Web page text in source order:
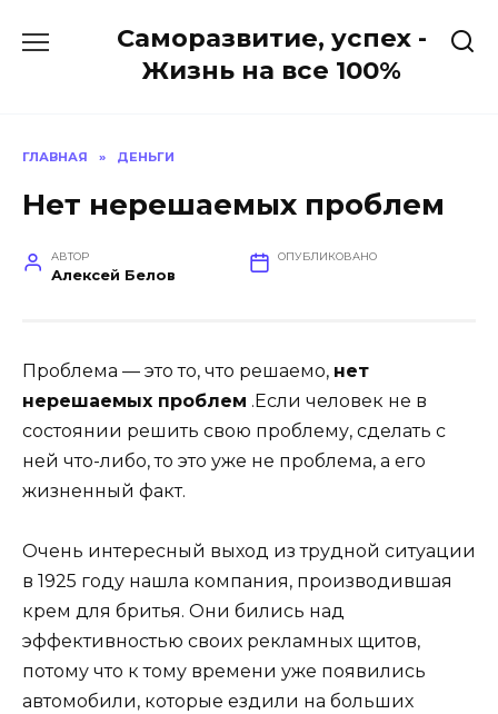
Саморазвитие, успех -
Жизнь на все 100%
ГЛАВНАЯ » ДЕНЬГИ
Нет нерешаемых проблем
АВТОР
Алексей Белов
ОПУБЛИКОВАНО
Проблема — это то, что решаемо, нет
нерешаемых проблем .Если человек не в
состоянии решить свою проблему, сделать с
ней что-либо, то это уже не проблема, а его
жизненный факт.
Очень интересный выход из трудной ситуации
в 1925 году нашла компания, производившая
крем для бритья. Они бились над
эффективностью своих рекламных щитов,
потому что к тому времени уже появились
автомобили, которые ездили на больших